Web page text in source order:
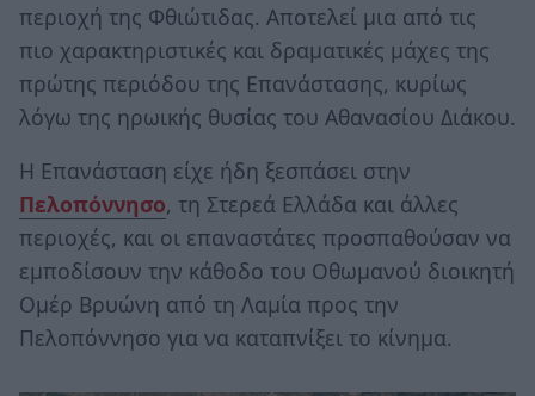
περιοχή της Φθιώτιδας. Αποτελεί μια από τις
πιο χαρακτηριστικές και δραματικές μάχες της
πρώτης περιόδου της Επανάστασης, κυρίως
λόγω της ηρωικής θυσίας του Αθανασίου Διάκου.
Η Επανάσταση είχε ήδη ξεσπάσει στην
Πελοπόννησο, τη Στερεά Ελλάδα και άλλες
περιοχές, και οι επαναστάτες προσπαθούσαν να
εμποδίσουν την κάθοδο του Οθωμανού διοικητή
Ομέρ Βρυώνη από τη Λαμία προς την
Πελοπόννησο για να καταπνίξει το κίνημα.